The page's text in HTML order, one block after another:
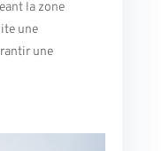
la zone
une
une